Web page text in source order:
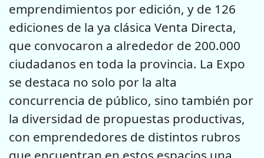
emprendimientos por edición, y de 126
ediciones de la ya clásica Venta Directa,
que convocaron a alrededor de 200.000
ciudadanos en toda la provincia. La Expo
se destaca no solo por la alta
concurrencia de público, sino también por
la diversidad de propuestas productivas,
con emprendedores de distintos rubros